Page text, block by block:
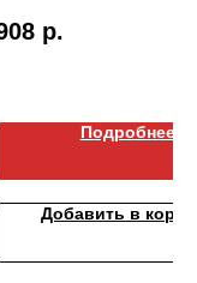
р.
Подробнее
Добавить в